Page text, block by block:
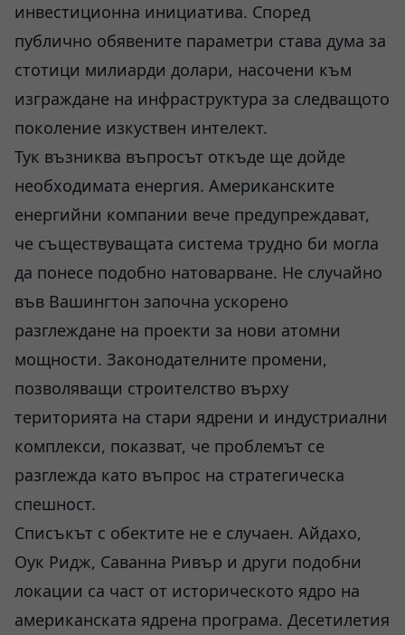
инвестиционна инициатива. Според
публично обявените параметри става дума за
стотици милиарди долари, насочени към
изграждане на инфраструктура за следващото
поколение изкуствен интелект.
Тук възниква въпросът откъде ще дойде
необходимата енергия. Американските
енергийни компании вече предупреждават,
че съществуващата система трудно би могла
да понесе подобно натоварване. Не случайно
във Вашингтон започна ускорено
разглеждане на проекти за нови атомни
мощности. Законодателните промени,
позволяващи строителство върху
територията на стари ядрени и индустриални
комплекси, показват, че проблемът се
разглежда като въпрос на стратегическа
спешност.
Списъкът с обектите не е случаен. Айдахо,
Оук Ридж, Саванна Ривър и други подобни
локации са част от историческото ядро на
американската ядрена програма. Десетилетия